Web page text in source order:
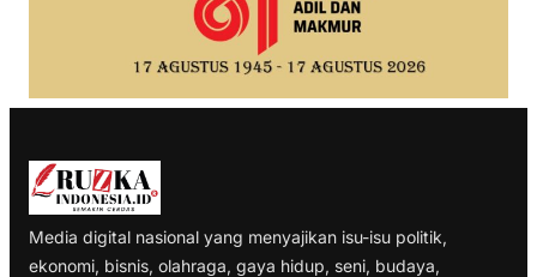
Media digital nasional yang menyajikan isu-isu politik,
ekonomi, bisnis, olahraga, gaya hidup, seni, budaya,